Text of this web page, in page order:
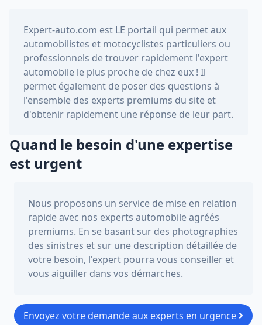
Expert-auto.com est LE portail qui permet aux
automobilistes et motocyclistes particuliers ou
professionnels de trouver rapidement l'expert
automobile le plus proche de chez eux ! Il
permet également de poser des questions à
l'ensemble des experts premiums du site et
d'obtenir rapidement une réponse de leur part.
Quand le besoin d'une expertise
est urgent
Nous proposons un service de mise en relation
rapide avec nos experts automobile agréés
premiums. En se basant sur des photographies
des sinistres et sur une description détaillée de
votre besoin, l'expert pourra vous conseiller et
vous aiguiller dans vos démarches.
Envoyez votre demande aux experts en urgence